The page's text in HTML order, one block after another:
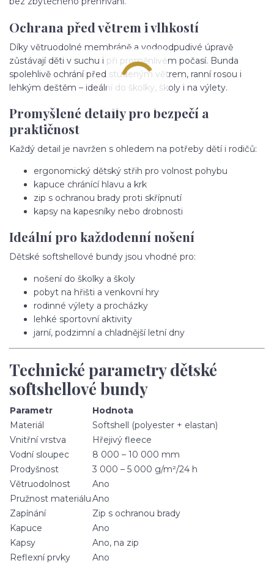
Ochrana před větrem i vlhkostí
Díky větruodolné membráně a vodoodpudivé úpravě
zůstávají děti v suchu i při proměnlivém počasí. Bunda
spolehlivě ochrání před studeným větrem, ranní rosou i
lehkým deštěm – ideální do školky, školy i na výlety.
Promyšlené detaily pro bezpečí a
praktičnost
Každý detail je navržen s ohledem na potřeby dětí i rodičů:
ergonomický dětský střih pro volnost pohybu
kapuce chránící hlavu a krk
zip s ochranou brady proti skřípnutí
kapsy na kapesníky nebo drobnosti
Ideální pro každodenní nošení
Dětské softshellové bundy jsou vhodné pro:
nošení do školky a školy
pobyt na hřišti a venkovní hry
rodinné výlety a procházky
lehké sportovní aktivity
jarní, podzimní a chladnější letní dny
Technické parametry dětské
softshellové bundy
Parametr
Hodnota
Materiál
Softshell (polyester + elastan)
Vnitřní vrstva
Hřejivý fleece
Vodní sloupec
8 000 – 10 000 mm
Prodyšnost
3 000 – 5 000 g/m²/24 h
Větruodolnost
Ano
Pružnost materiáluAno
Zapínání
Zip s ochranou brady
Kapuce
Ano
Kapsy
Ano, na zip
Reflexní prvky
Ano